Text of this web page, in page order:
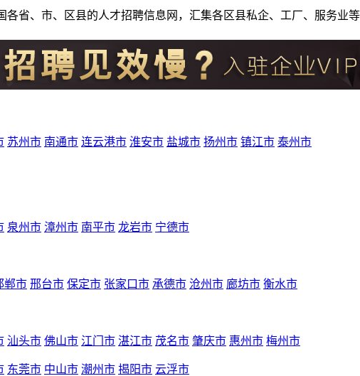
各省、市、区县的人才招聘信息网，汇集各区县私企、工厂、服务
苏州市 南通市 连云港市 淮安市 盐城市 扬州市 镇江市 泰州市
泉州市 漳州市 南平市 龙岩市 宁德市
郸市 邢台市 保定市 张家口市 承德市 沧州市 廊坊市 衡水市
汕头市 佛山市 江门市 湛江市 茂名市 肇庆市 惠州市 梅州市
东莞市 中山市 潮州市 揭阳市 云浮市